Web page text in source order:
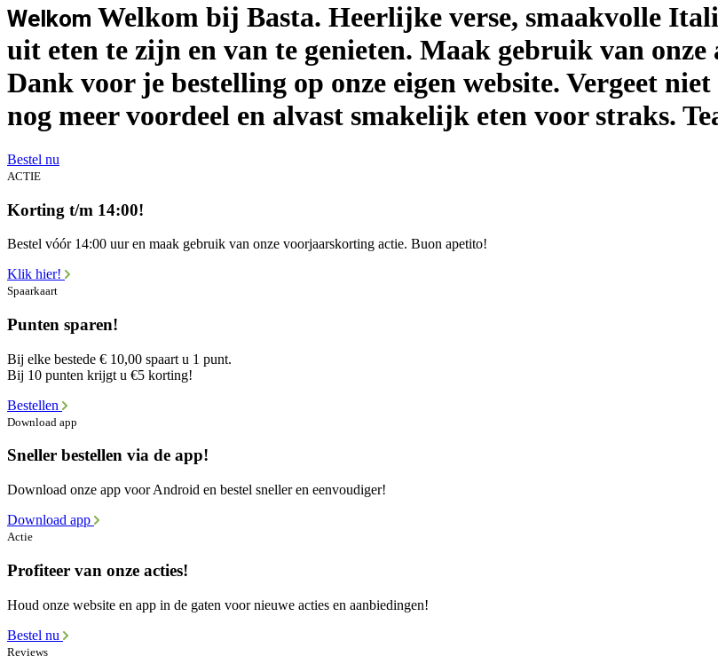
Welkom Welkom bij Basta. Heerlijke verse, smaakvolle
uit eten te zijn en van te genieten. Maak gebruik van
Dank voor je bestelling op onze eigen website. Vergeet
nog meer voordeel en alvast smakelijk eten voor straks.
Bestel nu
ACTIE
Korting t/m 14:00!
Bestel vóór 14:00 uur en maak gebruik van onze voorjaarskorting actie. Buon apetito!
Klik hier!
Spaarkaart
Punten sparen!
Bij elke bestede € 10,00 spaart u 1 punt.
Bij 10 punten krijgt u €5 korting!
Bestellen
Download app
Sneller bestellen via de app!
Download onze app voor Android en bestel sneller en eenvoudiger!
Download app
Actie
Profiteer van onze acties!
Houd onze website en app in de gaten voor nieuwe acties en aanbiedingen!
Bestel nu
Reviews